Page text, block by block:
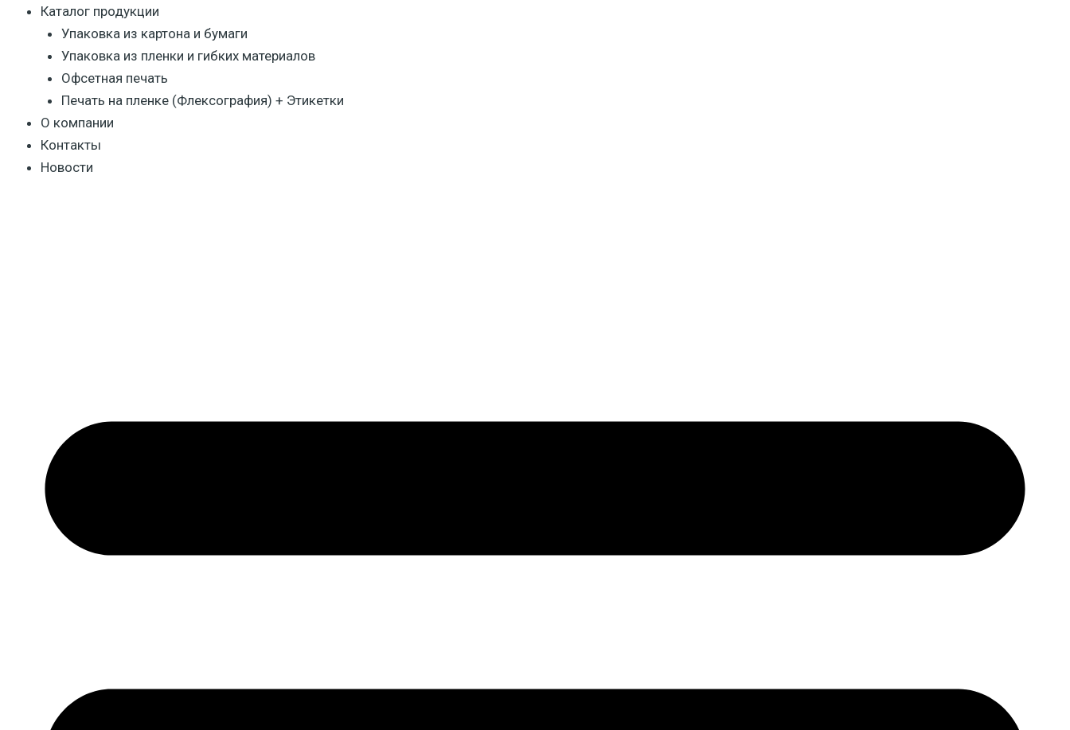
Каталог продукции
Упаковка из картона и бумаги
Упаковка из пленки и гибких материалов
Офсетная печать
Печать на пленке (Флексография) + Этикетки
О компании
Контакты
Новости